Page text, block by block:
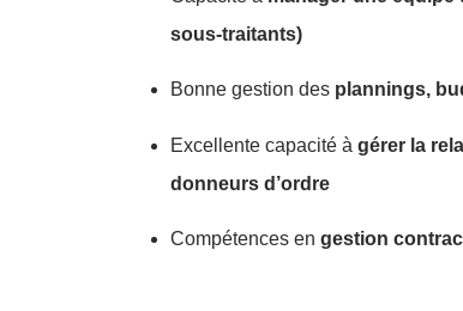
sous-traitants)
Bonne gestion des plannings,
Excellente capacité à gérer la
donneurs d’ordre
Compétences en gestion